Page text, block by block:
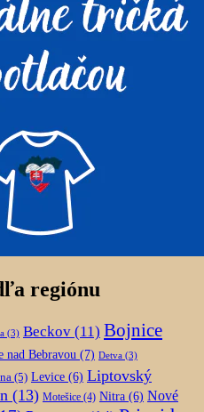
regiónu
(3) Beckov (11) Bojnice
nad Bebravou (7) Detva (3)
(5) Levice (6) Liptovský
(13) Motešice (4) Nitra (6) Nové